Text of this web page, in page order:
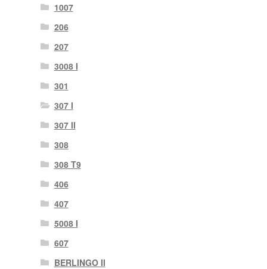
1007
206
207
3008 I
301
307 I
307 II
308
308 T9
406
407
5008 I
607
BERLINGO II